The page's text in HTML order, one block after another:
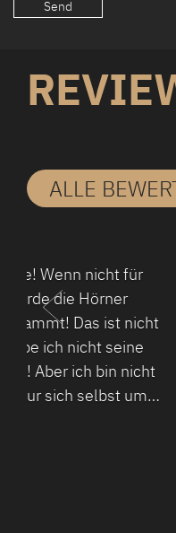
ALLE
Sehr geehrte
Gebiet, ich
bei Ihnen für Ihre
Informationen
…